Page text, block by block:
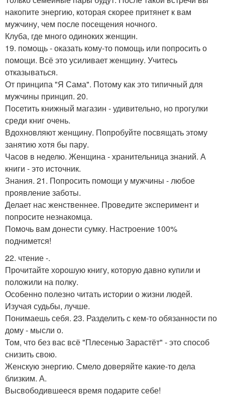
накопите энергию, которая скорее притянет к вам
мужчину, чем после посещения ночного.
Клуба, где много одиноких женщин.
19. помощь - оказать кому-то помощь или попросить о
помощи. Всё это усиливает женщину. Учитесь
отказываться.
От принципа "Я Сама". Потому как это типичный для
мужчины принцип. 20.
Посетить книжный магазин - удивительно, но прогулки
среди книг очень.
Вдохновляют женщину. Попробуйте посвящать этому
занятию хотя бы пару.
Часов в неделю. Женщина - хранительница знаний. А
книги - это источник.
Знания. 21. Попросить помощи у мужчины - любое
проявление заботы.
Делает нас женственнее. Проведите эксперимент и
попросите незнакомца.
Помочь вам донести сумку. Настроение 100%
поднимется!
22. чтение -.
Прочитайте хорошую книгу, которую давно купили и
положили на полку.
Особенно полезно читать истории о жизни людей.
Изучая судьбы, лучше.
Понимаешь себя. 23. Разделить с кем-то обязанности по
дому - мысли о.
Том, что без вас всё "Плесенью Зарастёт" - это способ
снизить свою.
Женскую энергию. Смело доверяйте какие-то дела
близким. А.
Высвободившееся время подарите себе!